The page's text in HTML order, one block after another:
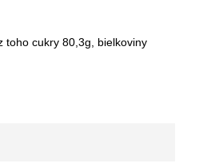
toho cukry 80,3g, bielkoviny